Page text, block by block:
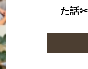
た話✂︎